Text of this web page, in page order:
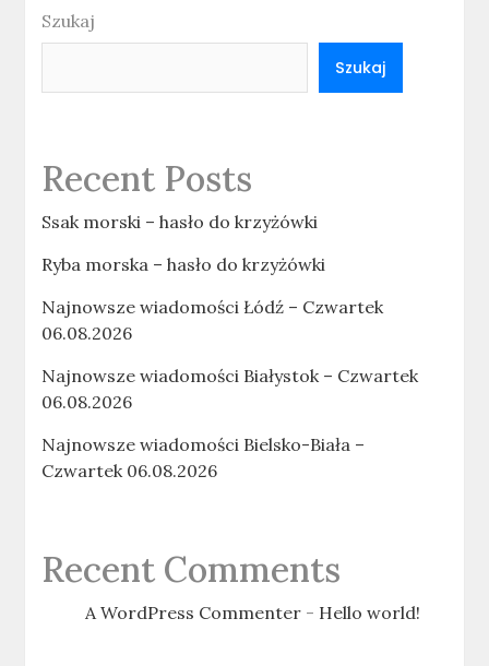
Szukaj
Szukaj
Recent Posts
Ssak morski – hasło do krzyżówki
Ryba morska – hasło do krzyżówki
Najnowsze wiadomości Łódź – Czwartek
06.08.2026
Najnowsze wiadomości Białystok – Czwartek
06.08.2026
Najnowsze wiadomości Bielsko-Biała –
Czwartek 06.08.2026
Recent Comments
A WordPress Commenter - Hello world!